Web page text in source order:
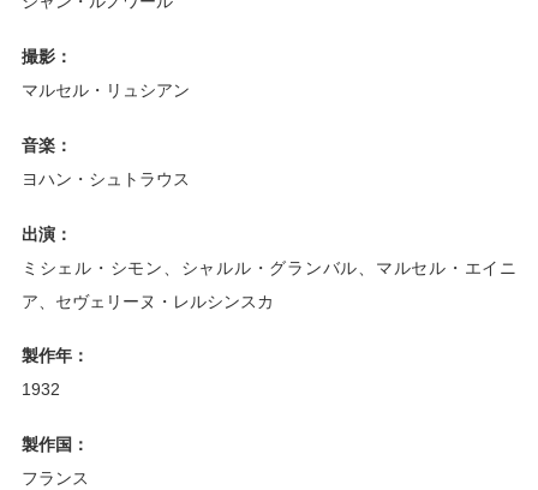
撮影：
マルセル・リュシアン
音楽：
ヨハン・シュトラウス
出演：
ミシェル・シモン、シャルル・グランバル、マルセル・エイニ
ア、セヴェリーヌ・レルシンスカ
製作年：
1932
製作国：
フランス